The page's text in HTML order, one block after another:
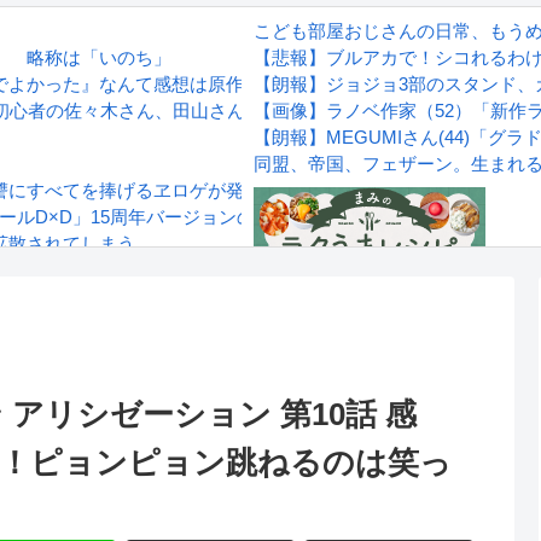
略称は「いのち」
かった』なんて感想は原作の成功体験を追体験したいだけ」
者の佐々木さん、田山さんに教えてもらえるの羨ましい！
すべてを捧げるヱロゲが発売ｗｗｗｗｗ
ルD×D」15周年バージョンのリアス＆朱乃のフィギュアがリニ
散されてしまう…
こども部屋おじさんの日常、もう
【悲報】ブルアカで！シコれるわ
【朗報】ジョジョ3部のスタンド
【画像】ラノベ作家（52）「新
【朗報】MEGUMIさん(44)「グラ
同盟、帝国、フェザーン。生まれ
リシゼーション 第10話 感
ピョンピョン跳ねるのは笑っ